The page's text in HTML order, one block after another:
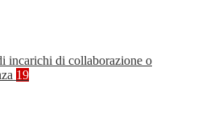
incarichi di collaborazione o
19